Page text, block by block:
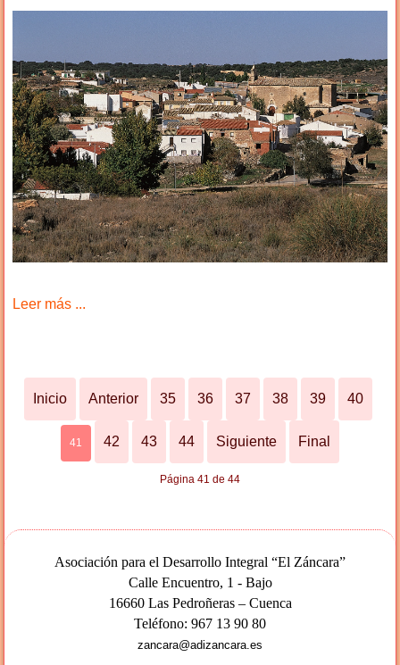
Leer más ...
Inicio Anterior 35 36 37 38 39 40
41 42 43 44 Siguiente Final
Página 41 de 44
Asociación para el Desarrollo Integral “El Záncara”
Calle Encuentro, 1 - Bajo
16660 Las Pedroñeras – Cuenca
Teléfono: 967 13 90 80
zancara@adizancara.es